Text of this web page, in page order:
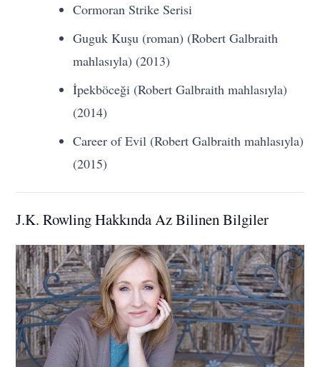
Cormoran Strike Serisi
Guguk Kuşu (roman) (Robert Galbraith
mahlasıyla) (2013)
İpekböceği (Robert Galbraith mahlasıyla)
(2014)
Career of Evil (Robert Galbraith mahlasıyla)
(2015)
J.K. Rowling Hakkında Az Bilinen Bilgiler